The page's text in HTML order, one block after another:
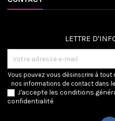
LETTRE
Vous pouvez vous désinscrire à tout
nos informations de contact dans
J'accepte les conditions
confidentialité